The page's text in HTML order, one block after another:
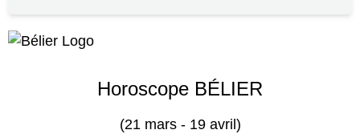
Horoscope BÉLIER
(21 mars - 19 avril)